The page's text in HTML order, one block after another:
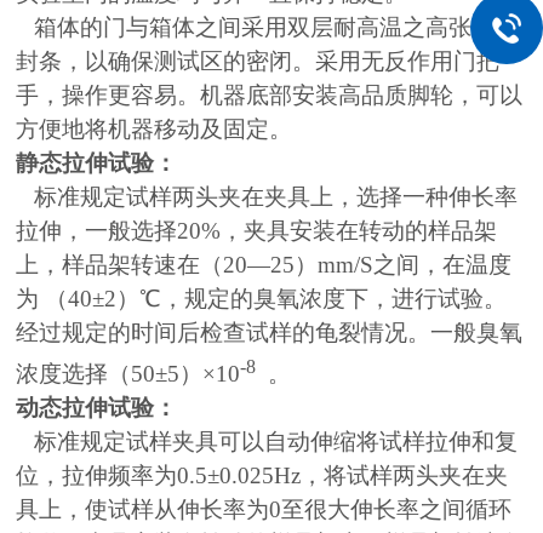
箱体的门与箱体之间采用双层耐高温之高张性密
封条，以确保测试区的密闭。采用无反作用门把
手，操作更容易。机器底部安装高品质脚轮，可以
方便地将机器移动及固定。
静态拉伸试验：
标准规定试样两头夹在夹具上，选择一种伸长率
拉伸，一般选择20%，夹具安装在转动的样品架
上，样品架转速在（20—25）mm/S之间，在温度
为 （40±2）℃，规定的臭氧浓度下，进行试验。
经过规定的时间后检查试样的龟裂情况。一般臭氧
浓度选择（50±5）×10-8
。
动态拉伸试验：
标准规定试样夹具可以自动伸缩将试样拉伸和复
位，拉伸频率为0.5±0.025Hz，将试样两头夹在夹
具上，使试样从伸长率为0至很大伸长率之间循环